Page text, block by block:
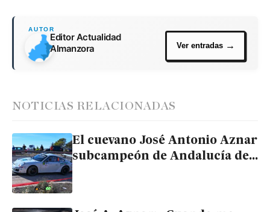
Editor Actualidad
Almanzora
NOTICIAS RELACIONADAS
El cuevano José Antonio Aznar
subcampeón de Andalucía de